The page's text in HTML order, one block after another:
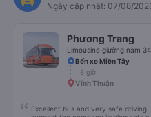
Ngày cập nhật: 07/08/
Phương Trang
Limousine giường nằm
Bến xe Miền Tây
8 giờ
Vĩnh Thuận
Excellent bus and very safe